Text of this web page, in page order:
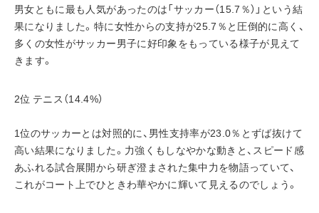
男女ともに最も人気があったのは「サッカー（15.7％）」という結
果になりました。特に女性からの支持が25.7％と圧倒的に高く、
多くの女性がサッカー男子に好印象をもっている様子が見えて
きます。
2位 テニス（14.4%）
1位のサッカーとは対照的に、男性支持率が23.0％とずば抜けて
高い結果になりました。力強くもしなやかな動きと、スピード感
あふれる試合展開から研ぎ澄まされた集中力を物語っていて、
これがコート上でひときわ華やかに輝いて見えるのでしょう。